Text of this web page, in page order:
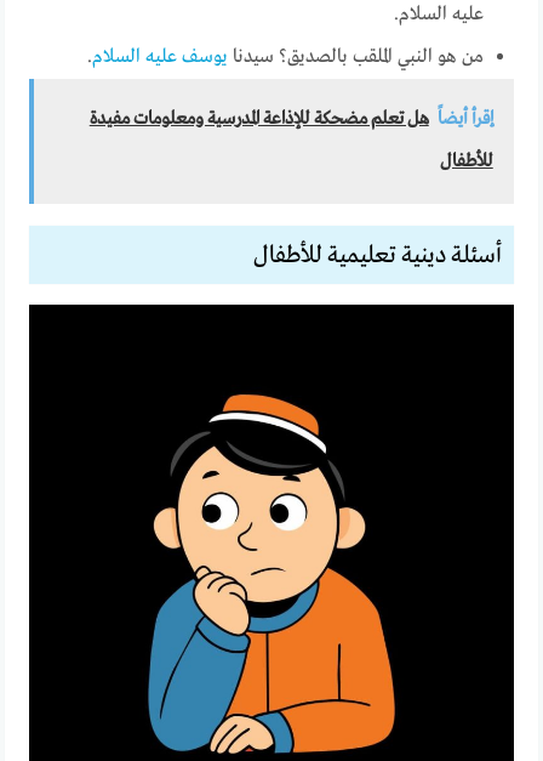
عليه السلام.
من هو النبي الملقب بالصديق؟ سيدنا يوسف عليه السلام.
إقرأ أيضاً هل تعلم مضحكة للإذاعة المدرسية ومعلومات مفيدة
للأطفال
أسئلة دينية تعليمية للأطفال